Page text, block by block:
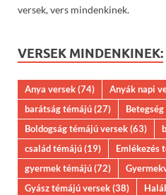
versek, vers mindenkinek.
VERSEK MINDENKINEK:
Anya versek(74) Anyák napi
barátság témájú(27)
Boldogság témájú versek(63)
család témájú(19) Emlékezés
gyermek témájú(72)
Gyász témájú versek(38)